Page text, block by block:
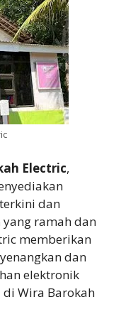
Electric,
dan
ramah dan
memberikan
dan
elektronik
Wira Barokah